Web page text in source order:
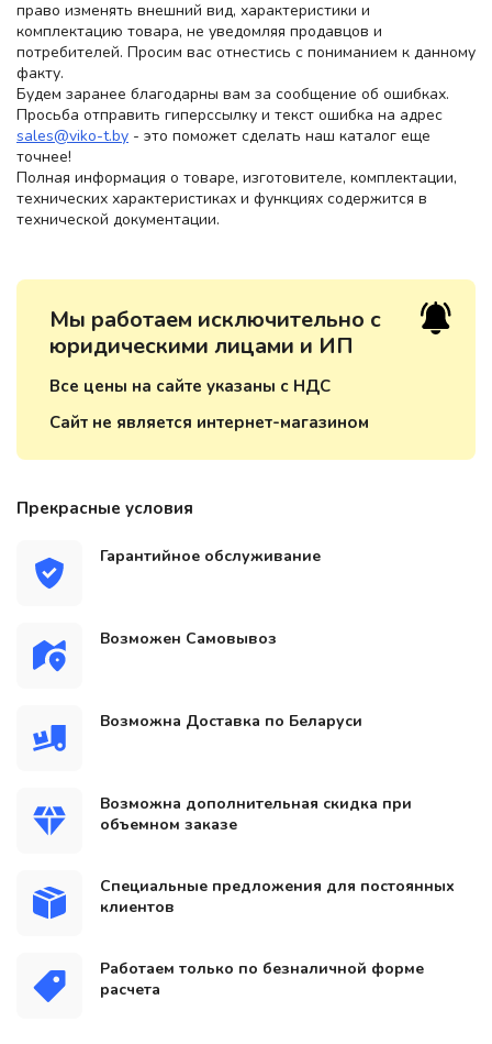
право изменять внешний вид, характеристики и
комплектацию товара, не уведомляя продавцов и
потребителей. Просим вас отнестись с пониманием к данному
факту.
Будем заранее благодарны вам за сообщение об ошибках.
Просьба отправить гиперссылку и текст ошибка на адрес
sales@viko-t.by - это поможет сделать наш каталог еще
точнее!
Полная информация о товаре, изготовителе, комплектации,
технических характеристиках и функциях содержится в
технической документации.
Мы работаем исключительно с
юридическими лицами и ИП
Все цены на сайте указаны с НДС
Сайт не является интернет-магазином
Прекрасные условия
Гарантийное обслуживание
Возможен Самовывоз
Возможна Доставка по Беларуси
Возможна дополнительная скидка при
объемном заказе
Специальные предложения для постоянных
клиентов
Работаем только по безналичной форме
расчета